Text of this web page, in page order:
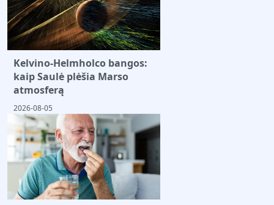
Kelvino-Helmholco bangos:
kaip Saulė plėšia Marso
atmosferą
2026-08-05